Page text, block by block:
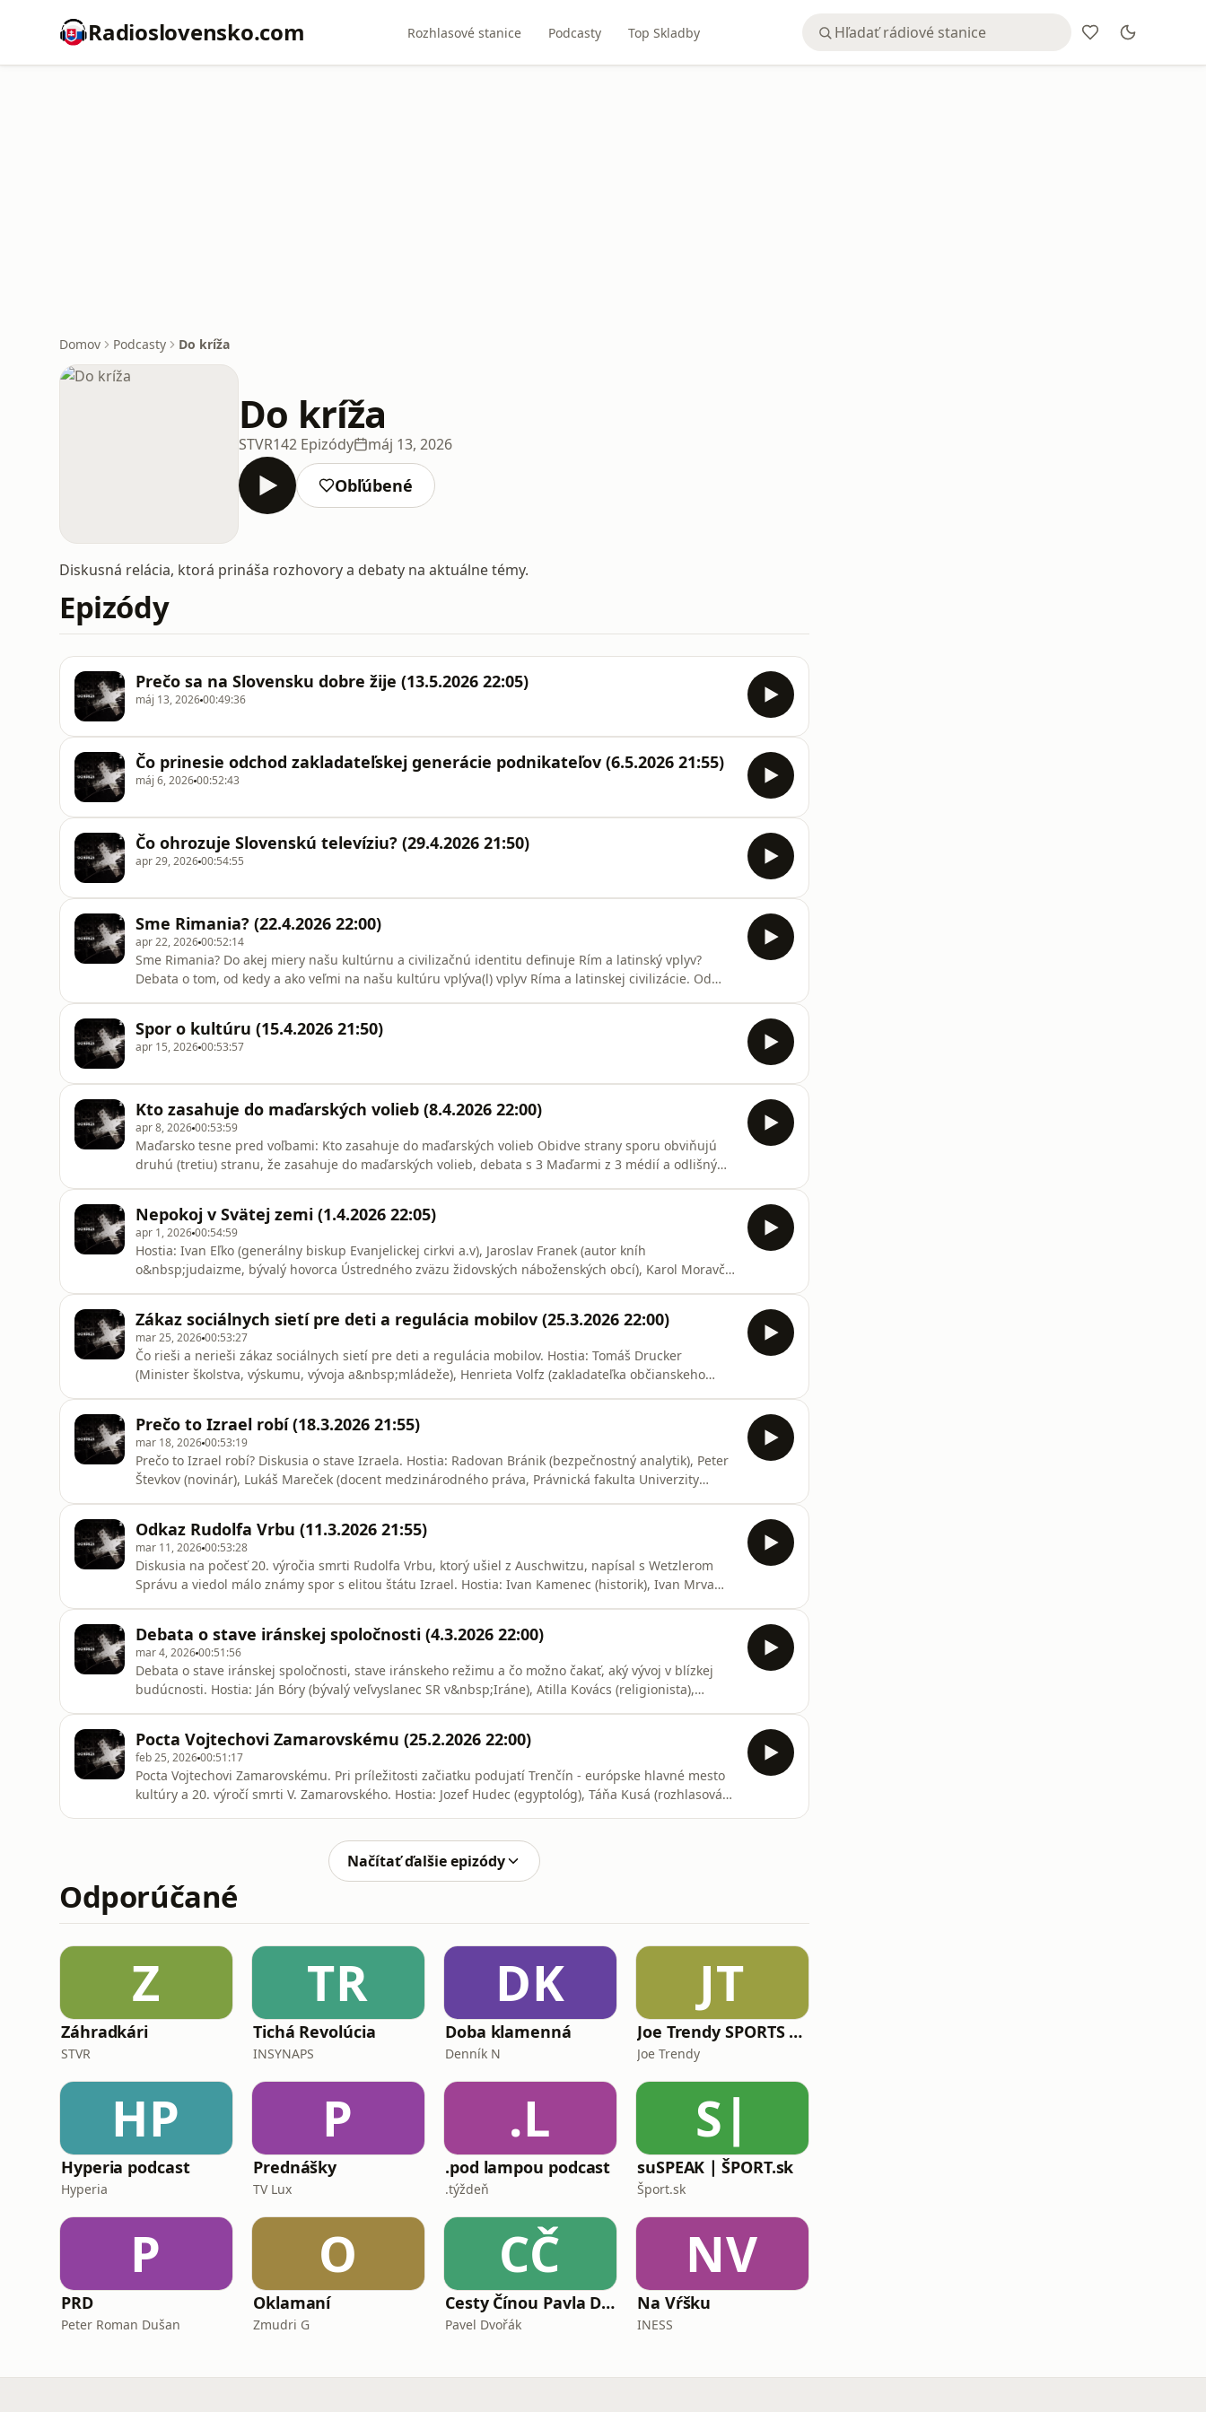
Radioslovensko.com Rozhlasové stanice Podcasty Top Skladby
Domov Podcasty Do kríža
Do kríža
STVR142 Epizódy máj 13, 2026
Obľúbené
Diskusná relácia, ktorá prináša rozhovory a debaty na aktuálne témy.
Epizódy
Prečo sa na Slovensku dobre žije (13.5.2026 22:05)
máj 13, 202600:49:36
Čo prinesie odchod zakladateľskej generácie podnikateľov (6.5.2026 21:55)
máj 6, 202600:52:43
Čo ohrozuje Slovenskú televíziu? (29.4.2026 21:50)
apr 29, 202600:54:55
Sme Rimania? (22.4.2026 22:00)
apr 22, 202600:52:14
Sme Rimania? Do akej miery našu kultúrnu a civilizačnú identitu definuje Rím a latinský vplyv?
Debata o tom, od kedy a ako veľmi na našu kultúru vplýva(l) vplyv Ríma a latinskej civilizácie. Od
Natale di Ro
Spor o kultúru (15.4.2026 21:50)
apr 15, 202600:53:57
Kto zasahuje do maďarských volieb (8.4.2026 22:00)
apr 8, 202600:53:59
Maďarsko tesne pred voľbami: Kto zasahuje do maďarských volieb Obidve strany sporu obviňujú
druhú (tretiu) stranu, že zasahuje do maďarských volieb, debata s 3 Maďarmi z 3 médií a odlišnými
Nepokoj v Svätej zemi (1.4.2026 22:05)
apr 1, 202600:54:59
Hostia: Ivan Eľko (generálny biskup Evanjelickej cirkvi a.v), Jaroslav Franek (autor kníh
o&nbsp;judaizme, bývalý hovorca Ústredného zväzu židovských náboženských obcí), Karol Moravčík
Zákaz sociálnych sietí pre deti a regulácia mobilov (25.3.2026 22:00)
mar 25, 202600:53:27
Čo rieši a nerieši zákaz sociálnych sietí pre deti a regulácia mobilov. Hostia: Tomáš Drucker
(Minister školstva, výskumu, vývoja a&nbsp;mládeže), Henrieta Volfz (zakladateľka občianskeho
Prečo to Izrael robí (18.3.2026 21:55)
mar 18, 202600:53:19
Prečo to Izrael robí? Diskusia o stave Izraela. Hostia: Radovan Bránik (bezpečnostný analytik), Peter
Števkov (novinár), Lukáš Mareček (docent medzinárodného práva, Právnická fakulta Univerzity
Odkaz Rudolfa Vrbu (11.3.2026 21:55)
mar 11, 202600:53:28
Diskusia na počesť 20. výročia smrti Rudolfa Vrbu, ktorý ušiel z Auschwitzu, napísal s Wetzlerom
Správu a viedol málo známy spor s elitou štátu Izrael. Hostia: Ivan Kamenec (historik), Ivan Mrva
Debata o stave iránskej spoločnosti (4.3.2026 22:00)
mar 4, 202600:51:56
Debata o stave iránskej spoločnosti, stave iránskeho režimu a čo možno čakať, aký vývoj v blízkej
budúcnosti. Hostia: Ján Bóry (bývalý veľvyslanec SR v&nbsp;Iráne), Atilla Kovács (religionista),
Pocta Vojtechovi Zamarovskému (25.2.2026 22:00)
feb 25, 202600:51:17
Pocta Vojtechovi Zamarovskému. Pri príležitosti začiatku podujatí Trenčín - európske hlavné mesto
kultúry a 20. výročí smrti V. Zamarovského. Hostia: Jozef Hudec (egyptológ), Táňa Kusá (rozhlasová
Načítať ďalšie epizódy
Odporúčané
Z
Záhradkári
STVR
TR
Tichá Revolúcia
INSYNAPS
DK
Doba klamenná
Denník N
JT
Joe Trendy SPORTS podcast
Joe Trendy
HP
Hyperia podcast
Hyperia
P
Prednášky
TV Lux
.L
.pod lampou podcast
.týždeň
S∣
suSPEAK ∣ ŠPORT.sk
Šport.sk
P
PRD
Peter Roman Dušan
O
Oklamaní
Zmudri G
CČ
Cesty Čínou Pavla Dvořáka
Pavel Dvořák
NV
Na Vŕšku
INESS